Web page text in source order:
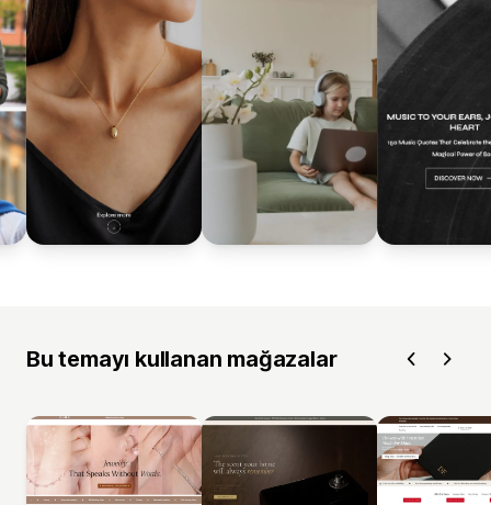
Bu temayı kullanan mağazalar